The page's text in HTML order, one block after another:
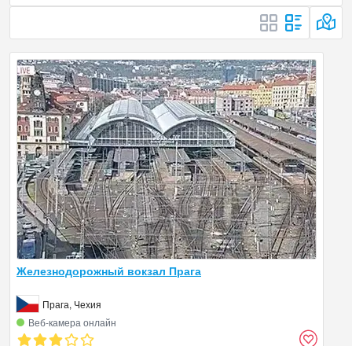
Железнодорожный вокзал Прага
Прага, Чехия
Веб‑камера онлайн